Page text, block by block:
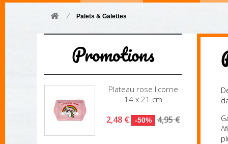
Palets & Galettes
Promotions
Plateau rose licorne
14 x 21 cm
2,48 € -50% 4,95 €